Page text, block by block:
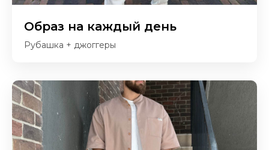
Образ на каждый день
Рубашка + джоггеры